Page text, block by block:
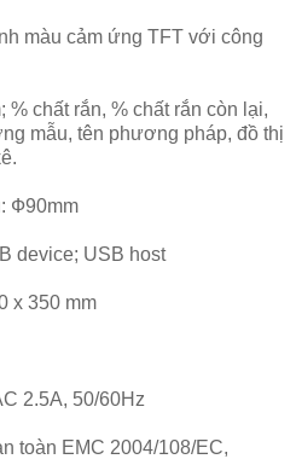
màu cảm ứng TFT với công
% chất rắn, % chất rắn còn lại,
mẫu, tên phương pháp, đồ thị
Ф90mm
device; USB host
x 350 mm
2.5A, 50/60Hz
toàn EMC 2004/108/EC,